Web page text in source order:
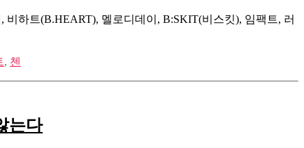
하트(B.HEART), 멜로디데이, B:SKIT(비스킷), 임팩트, 러
, 첸
는다